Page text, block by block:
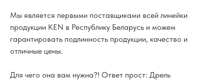
Мы является первыми поставщиками всей линейки
продукции KEN в Республику Беларусь и можем
гарантировать подлинность продукции, качество и
отличные цены.
Для чего она вам нужна?! Ответ прост: Дрель